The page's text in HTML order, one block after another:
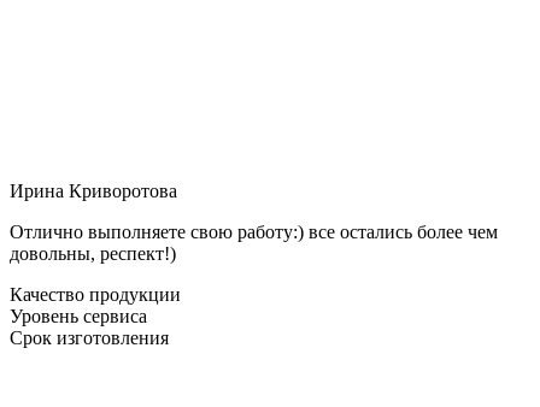
Ирина Криворотова
Отлично выполняете свою работу:) все остались более чем
довольны, респект!)
Качество продукции
Уровень сервиса
Срок изготовления